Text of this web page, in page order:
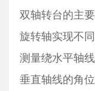
双轴转台的主
旋转轴实现不
测量绕水平轴
垂直轴线的角